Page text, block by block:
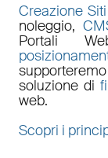
Creazione
noleggio,
Portali
soluzione di
web.
Scopri i